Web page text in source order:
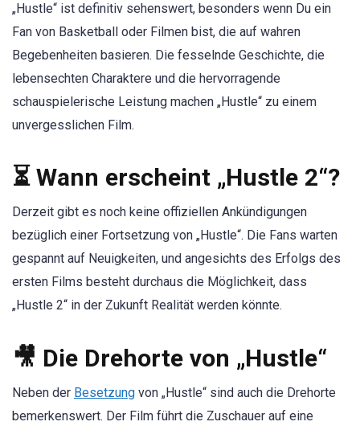
„Hustle“ ist definitiv sehenswert, besonders wenn Du ein
Fan von Basketball oder Filmen bist, die auf wahren
Begebenheiten basieren. Die fesselnde Geschichte, die
lebensechten Charaktere und die hervorragende
schauspielerische Leistung machen „Hustle“ zu einem
unvergesslichen Film.
⏳ Wann erscheint „Hustle 2“?
Derzeit gibt es noch keine offiziellen Ankündigungen
bezüglich einer Fortsetzung von „Hustle“. Die Fans warten
gespannt auf Neuigkeiten, und angesichts des Erfolgs des
ersten Films besteht durchaus die Möglichkeit, dass
„Hustle 2“ in der Zukunft Realität werden könnte.
🎥 Die Drehorte von „Hustle“
Neben der Besetzung von „Hustle“ sind auch die Drehorte
bemerkenswert. Der Film führt die Zuschauer auf eine